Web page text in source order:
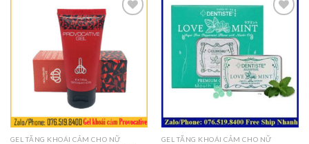
Thêm
vào
Ưa
Thích
GEL TĂNG KHOÁI CẢM CHO NỮ
vào
Ưa
Thích
GEL TĂNG KHOÁI CẢM CHO NỮ